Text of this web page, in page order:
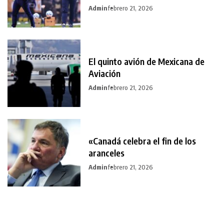
Adminfebrero 21, 2026
El quinto avión de Mexicana de
Aviación
Adminfebrero 21, 2026
«Canadá celebra el fin de los
aranceles
Adminfebrero 21, 2026